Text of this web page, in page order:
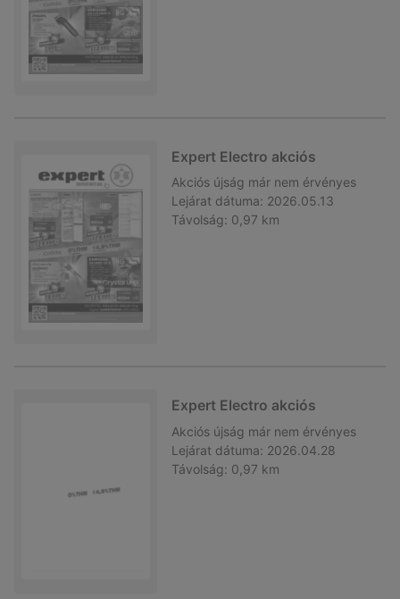
Expert Electro akciós
Akciós újság már nem érvényes
Lejárat dátuma: 2026.05.13
Távolság: 0,97 km
Expert Electro akciós
Akciós újság már nem érvényes
Lejárat dátuma: 2026.04.28
Távolság: 0,97 km